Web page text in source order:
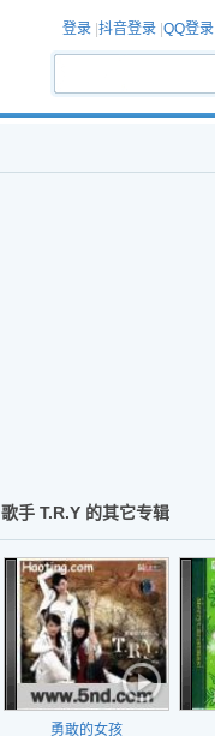
登录 抖音登录 QQ登录
歌手 T.R.Y 的其它专辑
勇敢的女孩